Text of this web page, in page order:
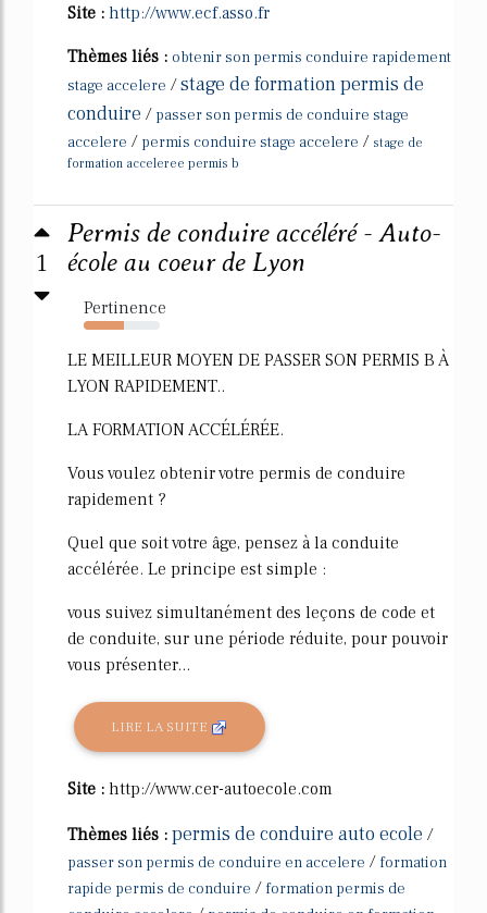
Site : http://www.ecf.asso.fr
Thèmes liés : obtenir son permis conduire rapidement
stage accelere /stage de formation permis de
conduire / passer son permis de conduire stage
accelere / permis conduire stage accelere / stage de
formation acceleree permis b
1
Permis de conduire accéléré - Auto-
école au coeur de Lyon
Pertinence
53%
LE MEILLEUR MOYEN DE PASSER SON PERMIS B À
LYON RAPIDEMENT..
LA FORMATION ACCÉLÉRÉE.
Vous voulez obtenir votre permis de conduire
rapidement ?
Quel que soit votre âge, pensez à la conduite
accélérée. Le principe est simple :
vous suivez simultanément des leçons de code et
de conduite, sur une période réduite, pour pouvoir
vous présenter...
LIRE LA SUITE
Site : http://www.cer-autoecole.com
Thèmes liés : permis de conduire auto ecole /
passer son permis de conduire en accelere / formation
rapide permis de conduire / formation permis de